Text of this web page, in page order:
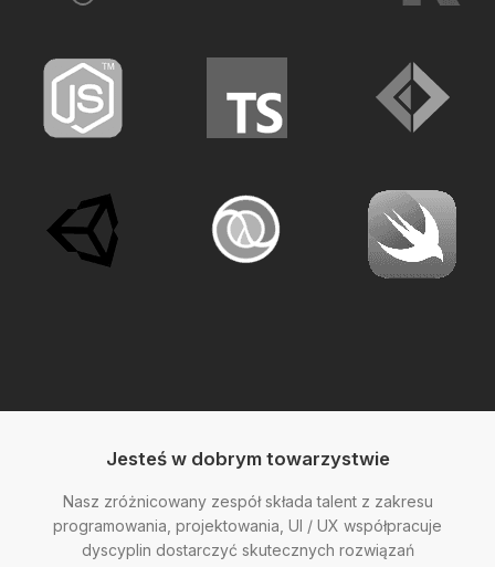
Jesteś w dobrym towarzystwie
Nasz zróżnicowany zespół składa talent z zakresu
programowania, projektowania, UI / UX współpracuje
dyscyplin dostarczyć skutecznych rozwiązań